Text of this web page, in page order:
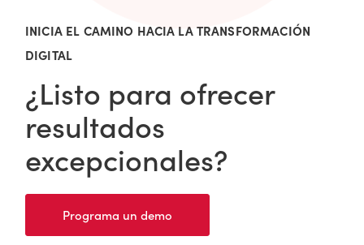
INICIA EL CAMINO HACIA LA TRANSFORMACIÓN
DIGITAL
¿Listo para ofrecer
resultados
excepcionales?
Programa un demo